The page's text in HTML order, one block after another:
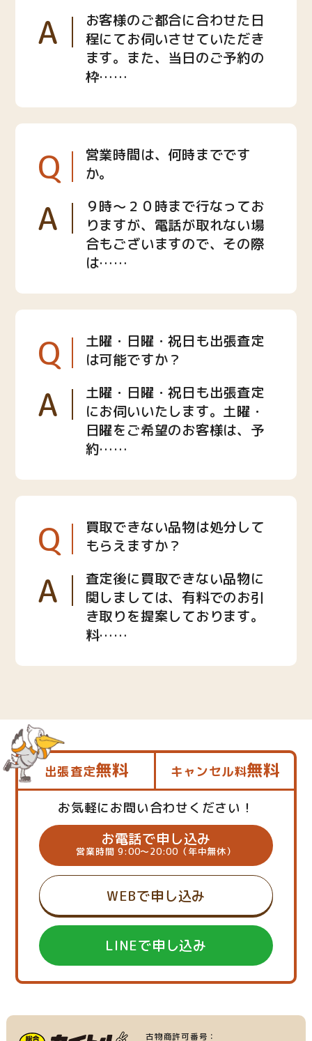
A
お客様のご都合に合わせた日
程にてお伺いさせていただき
ます。また、当日のご予約の
枠……
Q
営業時間は、何時までです
か。
A
９時〜２０時まで行なってお
りますが、電話が取れない場
合もございますので、その際
は……
Q
土曜・日曜・祝日も出張査定
は可能ですか？
A
土曜・日曜・祝日も出張査定
にお伺いいたします。土曜・
日曜をご希望のお客様は、予
約……
Q
買取できない品物は処分して
もらえますか？
A
査定後に買取できない品物に
関しましては、有料でのお引
き取りを提案しております。
料……
出張査定無料 キャンセル料無料
お気軽にお問い合わせください！
お電話で申し込み
営業時間 9:00～20:00（年中無休）
WEBで申し込み
LINEで申し込み
古物商許可番号：